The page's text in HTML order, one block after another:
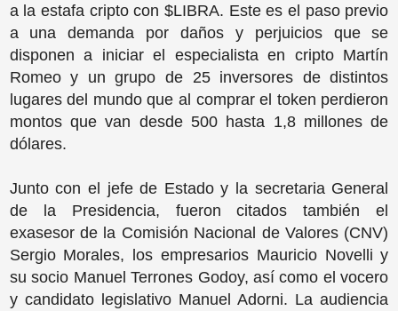
a la estafa cripto con $LIBRA. Este es el paso previo
a una demanda por daños y perjuicios que se
disponen a iniciar el especialista en cripto Martín
Romeo y un grupo de 25 inversores de distintos
lugares del mundo que al comprar el token perdieron
montos que van desde 500 hasta 1,8 millones de
dólares.
Junto con el jefe de Estado y la secretaria General
de la Presidencia, fueron citados también el
exasesor de la Comisión Nacional de Valores (CNV)
Sergio Morales, los empresarios Mauricio Novelli y
su socio Manuel Terrones Godoy, así como el vocero
y candidato legislativo Manuel Adorni. La audiencia